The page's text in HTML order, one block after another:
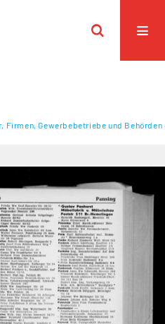
Firmen, Gewerbebetriebe und Behörden